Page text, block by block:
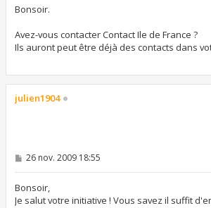
s
e
Bonsoir.
Avez-vous contacter Contact Ile de France ?
Ils auront peut être déjà des contacts dans
julien1904
M
s
s
a
26 nov. 2009 18:55
Bonsoir,
Je salut votre initiative ! Vous savez il suffit